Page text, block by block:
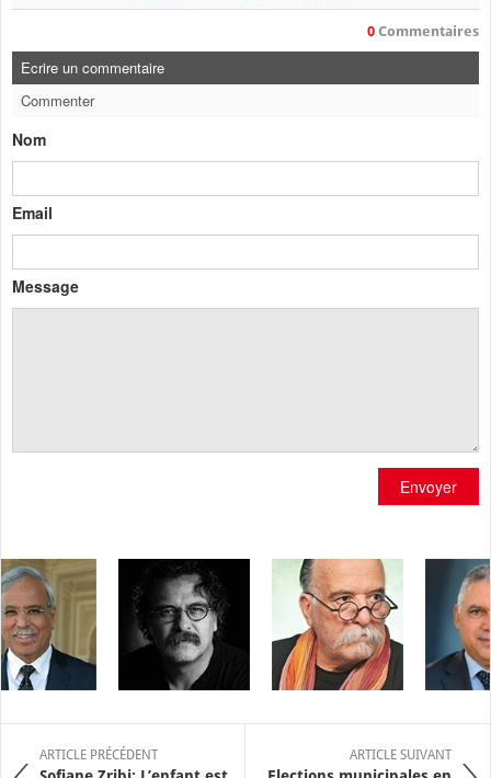
0 Commentaires
Ecrire un commentaire
Commenter
Nom
Email
Message
Envoyer
ARTICLE PRÉCÉDENT ARTICLE SUIVANT